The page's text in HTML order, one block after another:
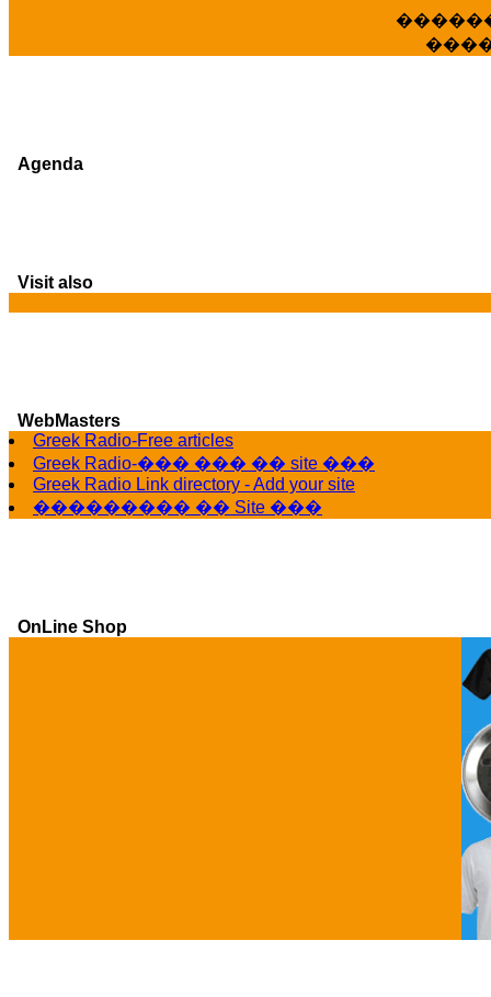
Agenda
Visit also
WebMasters
Greek Radio-Free articles
Greek Radio-��� ��� �� site ���
Greek Radio Link directory - Add your site
��������� �� Site ���
OnLine Shop